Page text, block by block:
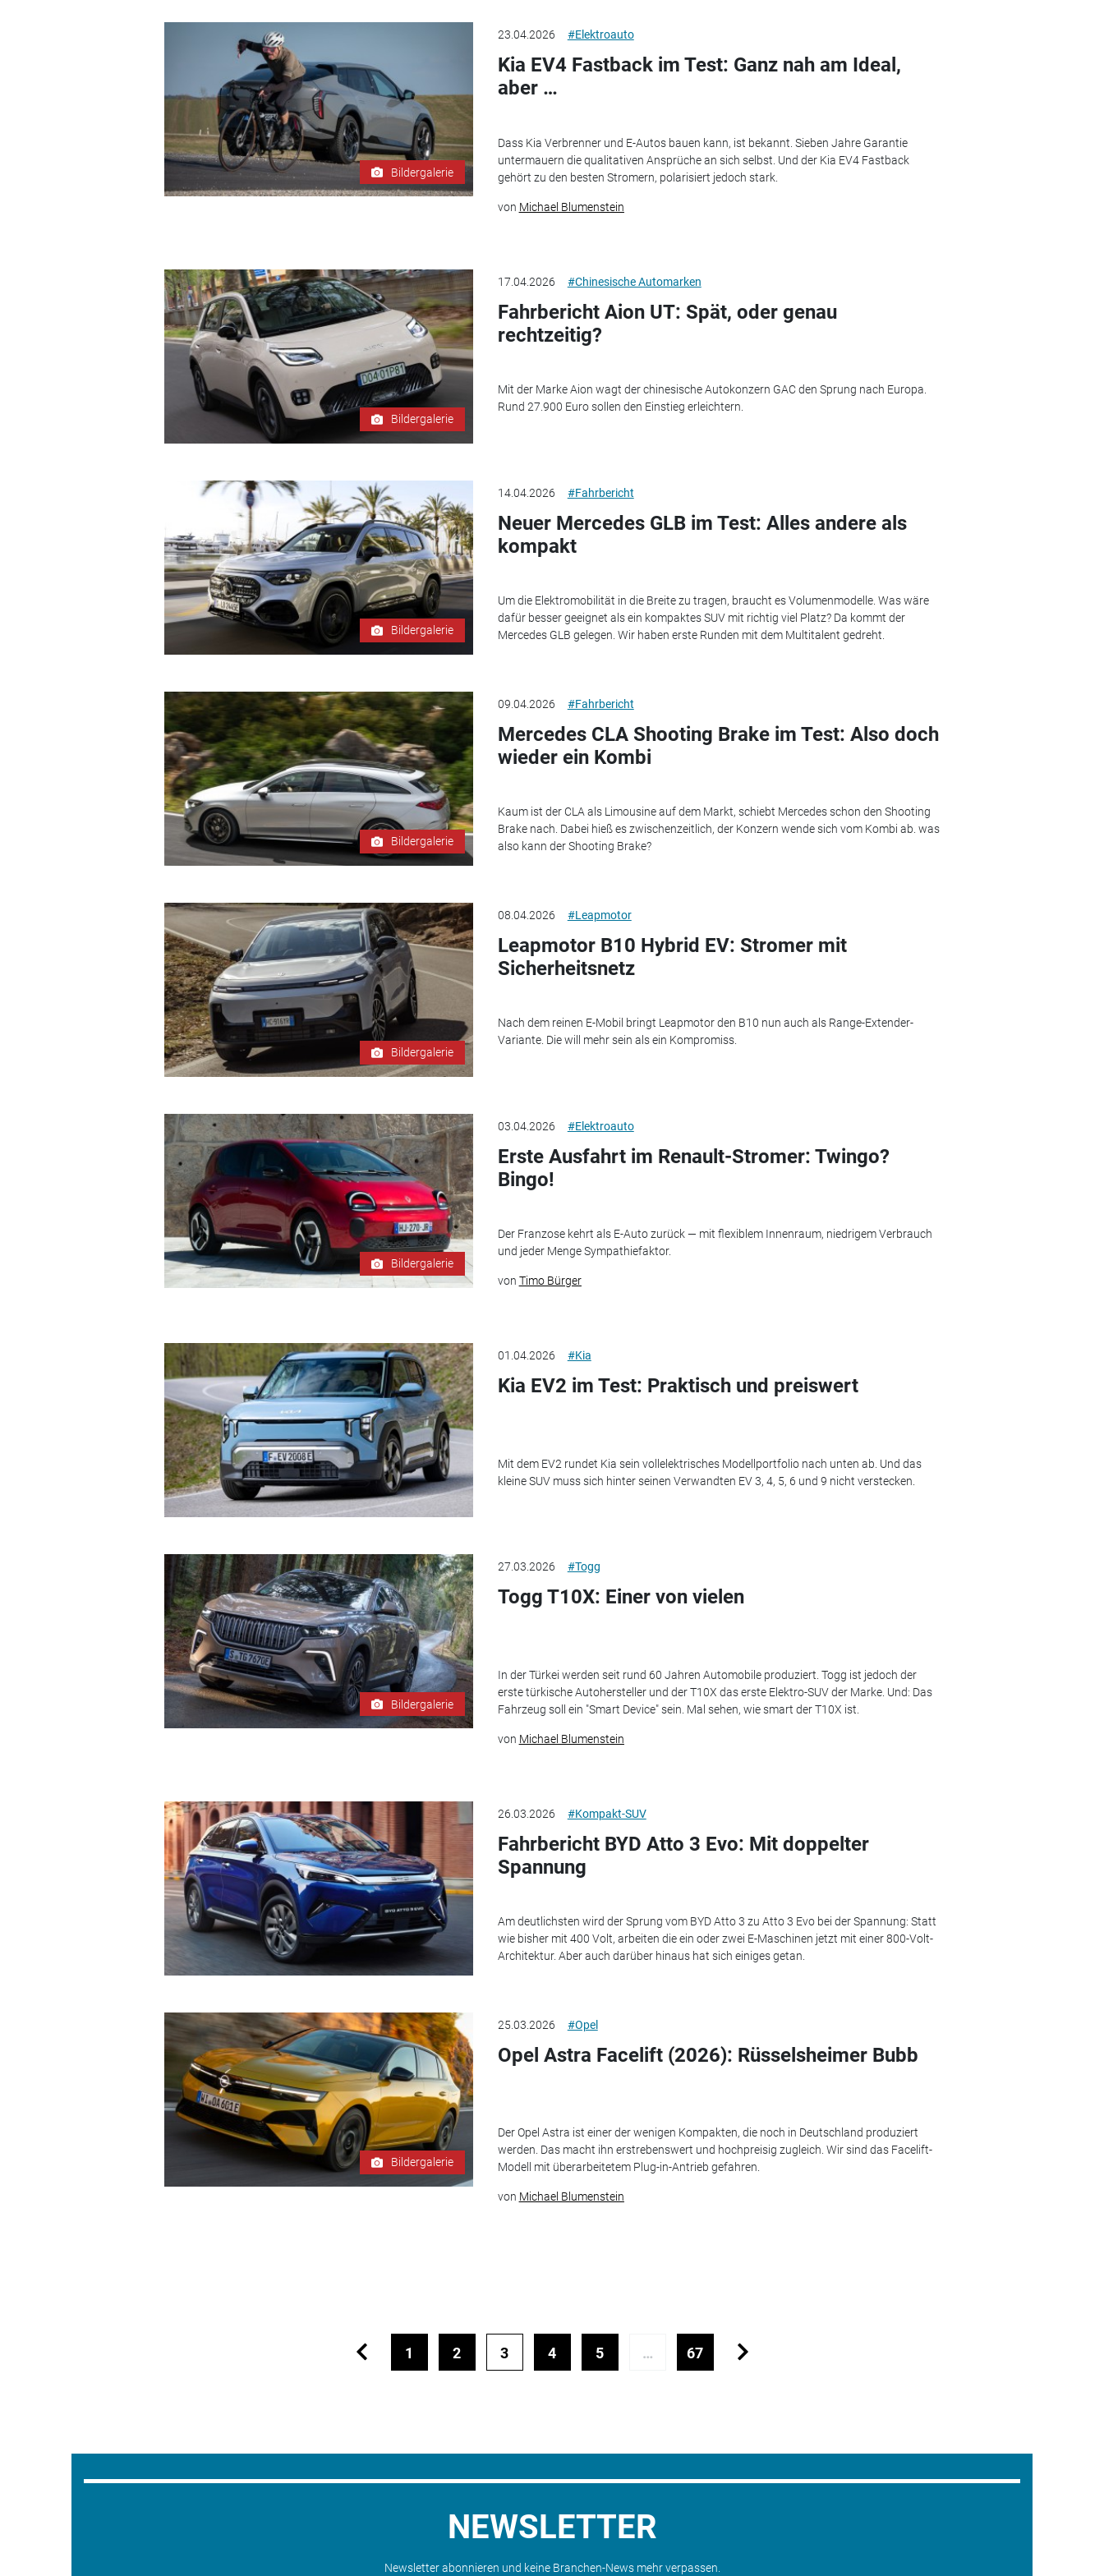
Bildergalerie
23.04.2026 #Elektroauto
Kia EV4 Fastback im Test: Ganz nah am Ideal,
aber …
Dass Kia Verbrenner und E-Autos bauen kann, ist bekannt. Sieben Jahre Garantie
untermauern die qualitativen Ansprüche an sich selbst. Und der Kia EV4 Fastback
gehört zu den besten Stromern, polarisiert jedoch stark.
von Michael Blumenstein
Bildergalerie
17.04.2026 #Chinesische Automarken
Fahrbericht Aion UT: Spät, oder genau
rechtzeitig?
Mit der Marke Aion wagt der chinesische Autokonzern GAC den Sprung nach Europa.
Rund 27.900 Euro sollen den Einstieg erleichtern.
Bildergalerie
14.04.2026 #Fahrbericht
Neuer Mercedes GLB im Test: Alles andere als
kompakt
Um die Elektromobilität in die Breite zu tragen, braucht es Volumenmodelle. Was wäre
dafür besser geeignet als ein kompaktes SUV mit richtig viel Platz? Da kommt der
Mercedes GLB gelegen. Wir haben erste Runden mit dem Multitalent gedreht.
Bildergalerie
09.04.2026 #Fahrbericht
Mercedes CLA Shooting Brake im Test: Also doch
wieder ein Kombi
Kaum ist der CLA als Limousine auf dem Markt, schiebt Mercedes schon den Shooting
Brake nach. Dabei hieß es zwischenzeitlich, der Konzern wende sich vom Kombi ab. was
also kann der Shooting Brake?
Bildergalerie
08.04.2026 #Leapmotor
Leapmotor B10 Hybrid EV: Stromer mit
Sicherheitsnetz
Nach dem reinen E-Mobil bringt Leapmotor den B10 nun auch als Range-Extender-
Variante. Die will mehr sein als ein Kompromiss.
Bildergalerie
03.04.2026 #Elektroauto
Erste Ausfahrt im Renault-Stromer: Twingo?
Bingo!
Der Franzose kehrt als E-Auto zurück — mit flexiblem Innenraum, niedrigem Verbrauch
und jeder Menge Sympathiefaktor.
von Timo Bürger
01.04.2026 #Kia
Kia EV2 im Test: Praktisch und preiswert
Mit dem EV2 rundet Kia sein vollelektrisches Modellportfolio nach unten ab. Und das
kleine SUV muss sich hinter seinen Verwandten EV 3, 4, 5, 6 und 9 nicht verstecken.
Bildergalerie
27.03.2026 #Togg
Togg T10X: Einer von vielen
In der Türkei werden seit rund 60 Jahren Automobile produziert. Togg ist jedoch der
erste türkische Autohersteller und der T10X das erste Elektro-SUV der Marke. Und: Das
Fahrzeug soll ein "Smart Device" sein. Mal sehen, wie smart der T10X ist.
von Michael Blumenstein
26.03.2026 #Kompakt-SUV
Fahrbericht BYD Atto 3 Evo: Mit doppelter
Spannung
Am deutlichsten wird der Sprung vom BYD Atto 3 zu Atto 3 Evo bei der Spannung: Statt
wie bisher mit 400 Volt, arbeiten die ein oder zwei E-Maschinen jetzt mit einer 800-Volt-
Architektur. Aber auch darüber hinaus hat sich einiges getan.
Bildergalerie
25.03.2026 #Opel
Opel Astra Facelift (2026): Rüsselsheimer Bubb
Der Opel Astra ist einer der wenigen Kompakten, die noch in Deutschland produziert
werden. Das macht ihn erstrebenswert und hochpreisig zugleich. Wir sind das Facelift-
Modell mit überarbeitetem Plug-in-Antrieb gefahren.
von Michael Blumenstein
1 2 3 4 5 … 67
NEWSLETTER
Newsletter abonnieren und keine Branchen-News mehr verpassen.